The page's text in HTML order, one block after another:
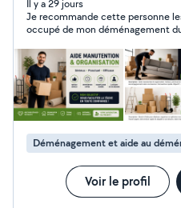
etc. Sérieux, ponctuel et organisé Travail propre et
soigné Intervention rapide Aide adaptée à chaque
besoin Je peux également mettre à disposition les
moyens nécessaires pour
d'objets, en toute simplicité. Contact rapide
efficace
Il y a 29 jours
Je recommande cette personne
occupé de mon déménagement
très soigneux. Tous mes meubles
protégés et sont arrivés en
ni aucun dommage. C’est une
et efficace. Un contact à
vos déménagements. Merci
excellent travail !
Déménagement et aide au
Voir le profil